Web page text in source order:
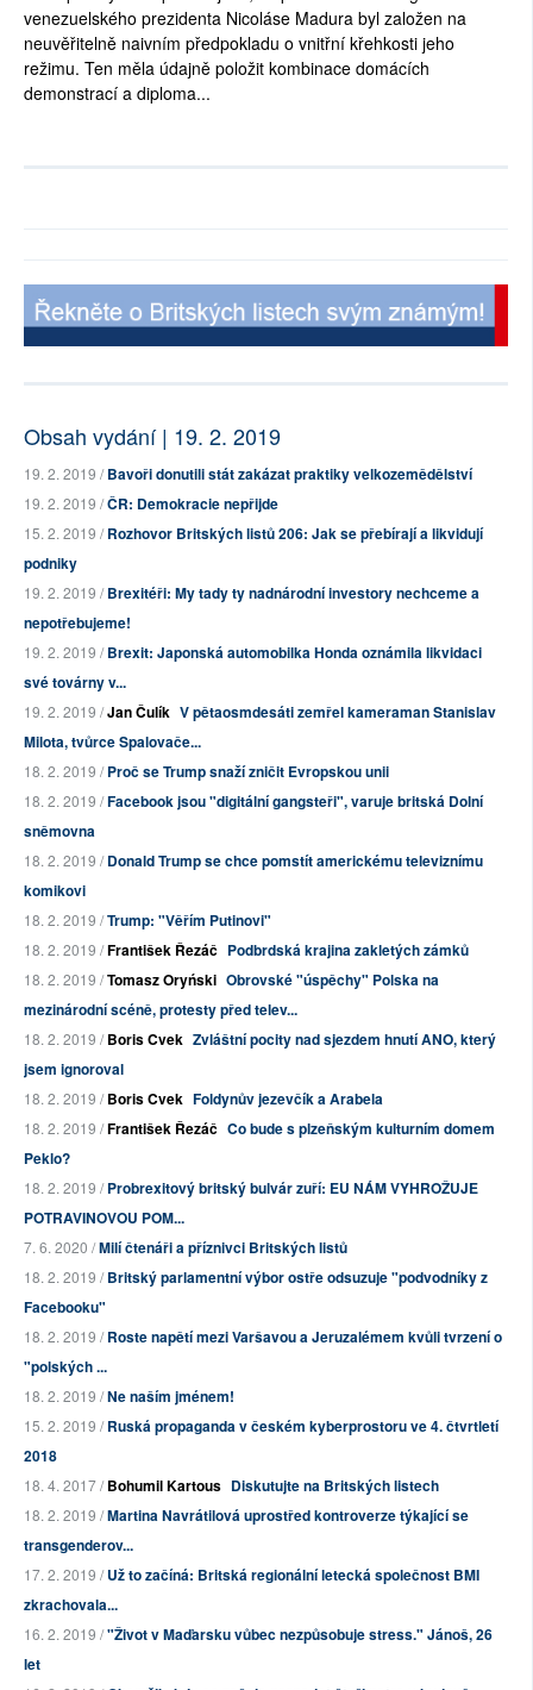
venezuelského prezidenta Nicoláse Madura byl založen na
neuvěřitelně naivním předpokladu o vnitřní křehkosti jeho
režimu. Ten měla údajně položit kombinace domácích
demonstrací a diploma...
Obsah vydání | 19. 2. 2019
19. 2. 2019 /Bavoři donutili stát zakázat praktiky velkozemědělství
19. 2. 2019 /ČR: Demokracie nepřijde
15. 2. 2019 /Rozhovor Britských listů 206: Jak se přebírají a likvidují
podniky
19. 2. 2019 /Brexitéři: My tady ty nadnárodní investory nechceme a
nepotřebujeme!
19. 2. 2019 /Brexit: Japonská automobilka Honda oznámila likvidaci
své továrny v...
19. 2. 2019 /Jan Čulík V pětaosmdesáti zemřel kameraman Stanislav
Milota, tvůrce Spalovače...
18. 2. 2019 /Proč se Trump snaží zničit Evropskou unii
18. 2. 2019 /Facebook jsou "digitální gangsteři", varuje britská Dolní
sněmovna
18. 2. 2019 /Donald Trump se chce pomstít americkému televiznímu
komikovi
18. 2. 2019 /Trump: "Věřím Putinovi"
18. 2. 2019 /František Řezáč Podbrdská krajina zakletých zámků
18. 2. 2019 /Tomasz Oryński Obrovské "úspěchy" Polska na
mezinárodní scéně, protesty před telev...
18. 2. 2019 /Boris Cvek Zvláštní pocity nad sjezdem hnutí ANO, který
jsem ignoroval
18. 2. 2019 /Boris Cvek Foldynův jezevčík a Arabela
18. 2. 2019 /František Řezáč Co bude s plzeňským kulturním domem
Peklo?
18. 2. 2019 /Probrexitový britský bulvár zuří: EU NÁM VYHROŽUJE
POTRAVINOVOU POM...
7. 6. 2020 /Milí čtenáři a příznivci Britských listů
18. 2. 2019 /Britský parlamentní výbor ostře odsuzuje "podvodníky z
Facebooku"
18. 2. 2019 /Roste napětí mezi Varšavou a Jeruzalémem kvůli tvrzení o
"polských ...
18. 2. 2019 /Ne naším jménem!
15. 2. 2019 /Ruská propaganda v českém kyberprostoru ve 4. čtvrtletí
2018
18. 4. 2017 /Bohumil Kartous Diskutujte na Britských listech
18. 2. 2019 /Martina Navrátilová uprostřed kontroverze týkající se
transgenderov...
17. 2. 2019 /Už to začíná: Britská regionální letecká společnost BMI
zkrachovala...
16. 2. 2019 /"Život v Maďarsku vůbec nezpůsobuje stress." Jánoš, 26
let